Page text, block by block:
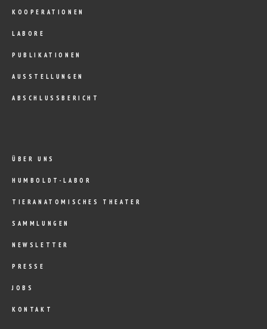
KOOPERATIONEN
LABORE
PUBLIKATIONEN
AUSSTELLUNGEN
ABSCHLUSSBERICHT
ÜBER UNS
HUMBOLDT-LABOR
TIERANATOMISCHES THEATER
SAMMLUNGEN
NEWSLETTER
PRESSE
JOBS
KONTAKT